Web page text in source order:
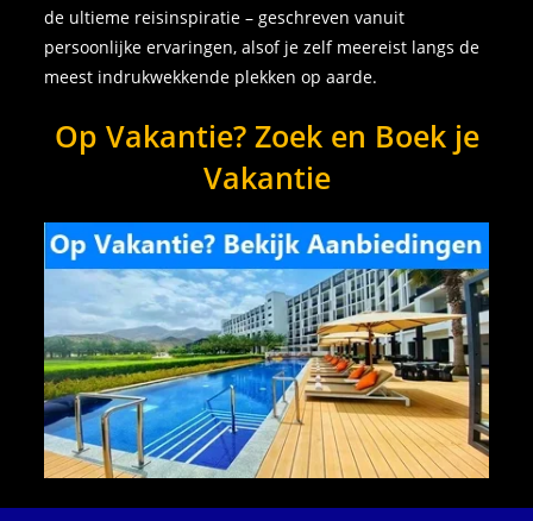
de ultieme reisinspiratie – geschreven vanuit
persoonlijke ervaringen, alsof je zelf meereist langs de
meest indrukwekkende plekken op aarde.
Op Vakantie? Zoek en Boek je
Vakantie